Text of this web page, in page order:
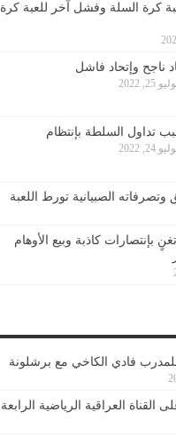
كرة السلة وفشل آخر للعبة كرة
ناجح وإتحاد فاشل
25, 2022
تداول السلطة بإنتظام
24, 2022
وتصرفاته الصبيانية تورط اللعبة
بإنتصارات كاذبة وبيع الأوهام
فادي الكاخي مع برشلونة
القناة العراقية الرياضية الرابعة